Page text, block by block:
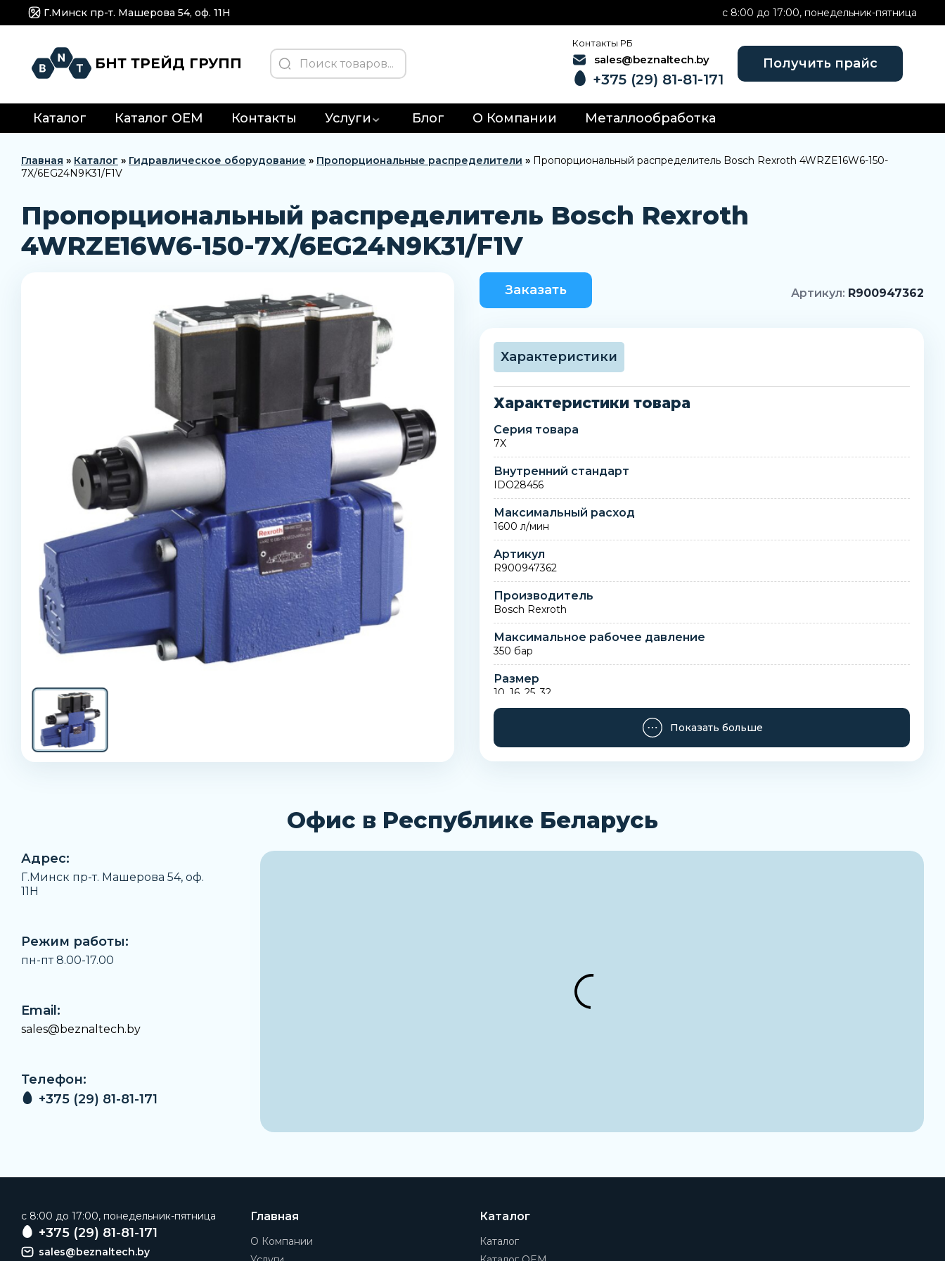
Г.Минск пр-т. Машерова 54, оф. 11H c 8:00 до 17:00, понедельник-пятница
БНТ ТРЕЙД ГРУПП
Контакты РБ
sales@beznaltech.by
+375 (29) 81-81-171
Получить прайс
Каталог Каталог OEM Контакты Услуги Блог О Компании Металлообработка
Главная » Каталог » Гидравлическое оборудование » Пропорциональные распределители » Пропорциональный распределитель Bosch Rexroth 4WRZE16W6-150-
7X/6EG24N9K31/F1V
Пропорциональный распределитель Bosch Rexroth
4WRZE16W6-150-7X/6EG24N9K31/F1V
Заказать Артикул: R900947362
Характеристики
Характеристики товара
Серия товара
7X
Внутренний стандарт
IDO28456
Максимальный расход
1600 л/мин
Артикул
R900947362
Производитель
Bosch Rexroth
Максимальное рабочее давление
350 бар
Размер
10, 16, 25, 32
Заказать
Показать больше
Офис в Республике Беларусь
Адрес:
Г.Минск пр-т. Машерова 54, оф.
11H
Режим работы:
пн-пт 8.00-17.00
Email:
sales@beznaltech.by
Телефон:
+375 (29) 81-81-171
c 8:00 до 17:00, понедельник-пятница
+375 (29) 81-81-171
sales@beznaltech.by
Главная
О Компании
Каталог
Каталог